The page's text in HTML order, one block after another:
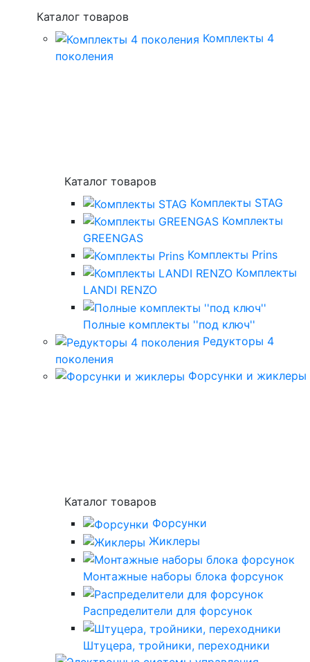
Каталог товаров
Комплекты 4
поколения
Каталог товаров
Комплекты STAG
Комплекты
GREENGAS
Комплекты Prins
Комплекты
LANDI RENZO
Полные комплекты ''под ключ''
Редукторы 4
поколения
Форсунки и жиклеры
Каталог товаров
Форсунки
Жиклеры
Монтажные наборы блока форсунок
Распределители для форсунок
Штуцера, тройники, переходники